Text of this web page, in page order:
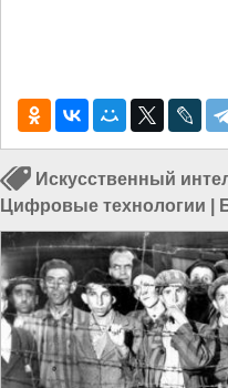
Искусственный
Цифровые технологии